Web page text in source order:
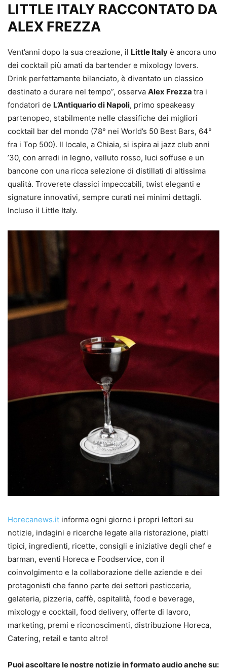
LITTLE ITALY RACCONTATO DA
ALEX FREZZA
Vent’anni dopo la sua creazione, il Little Italy è ancora uno
dei cocktail più amati da bartender e mixology lovers.
Drink perfettamente bilanciato, è diventato un classico
destinato a durare nel tempo”, osserva Alex Frezza tra i
fondatori de L’Antiquario di Napoli, primo speakeasy
partenopeo, stabilmente nelle classifiche dei migliori
cocktail bar del mondo (78° nei World’s 50 Best Bars, 64°
fra i Top 500). Il locale, a Chiaia, si ispira ai jazz club anni
’30, con arredi in legno, velluto rosso, luci soffuse e un
bancone con una ricca selezione di distillati di altissima
qualità. Troverete classici impeccabili, twist eleganti e
signature innovativi, sempre curati nei minimi dettagli.
Incluso il Little Italy.
Horecanews.it informa ogni giorno i propri lettori su
notizie, indagini e ricerche legate alla ristorazione, piatti
tipici, ingredienti, ricette, consigli e iniziative degli chef e
barman, eventi Horeca e Foodservice, con il
coinvolgimento e la collaborazione delle aziende e dei
protagonisti che fanno parte dei settori pasticceria,
gelateria, pizzeria, caffè, ospitalità, food e beverage,
mixology e cocktail, food delivery, offerte di lavoro,
marketing, premi e riconoscimenti, distribuzione Horeca,
Catering, retail e tanto altro!
Puoi ascoltare le nostre notizie in formato audio anche su: